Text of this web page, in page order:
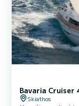
Bavaria Cruiser
Skiathos